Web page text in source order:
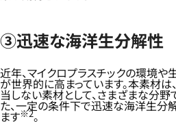
③迅速な海洋生分解性
近年、マイクロプラスチックの環境
が世界的に高まっています。本素材は
当しない素材として、さまざまな分
た、一定の条件下で迅速な海洋生分
ます※2。